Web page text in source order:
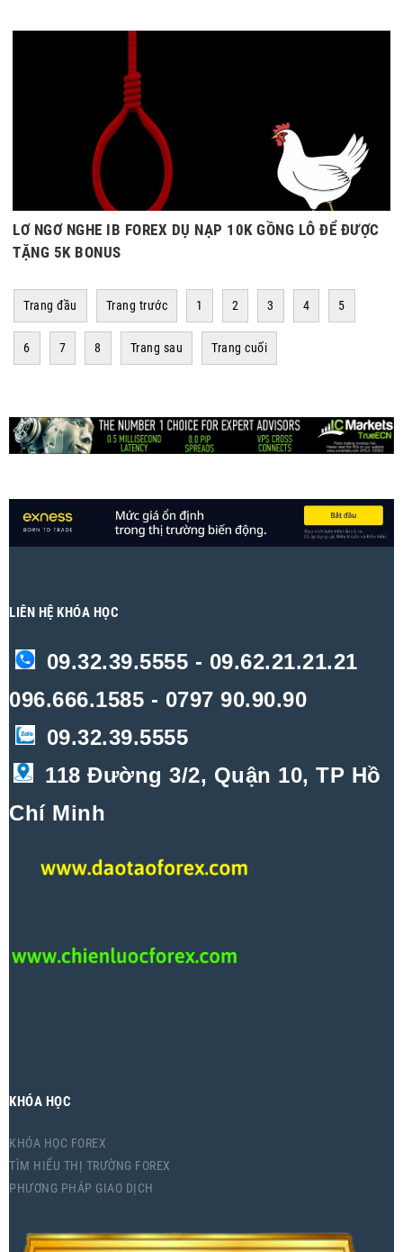
LƠ NGƠ NGHE IB FOREX DỤ NẠP 10K GỒNG LỖ ĐỂ ĐƯỢC
TẶNG 5K BONUS
Trang đầu Trang trước 1 2 3 4 5
6 7 8 Trang sau Trang cuối
LIÊN HỆ KHÓA HỌC
09.32.39.5555 - 09.62.21.21.21
096.666.1585 - 0797 90.90.90
09.32.39.5555
118 Đường 3/2, Quận 10, TP Hồ
Chí Minh
KHÓA HỌC
KHÓA HỌC FOREX
TÌM HIỂU THỊ TRƯỜNG FOREX
PHƯƠNG PHÁP GIAO DỊCH